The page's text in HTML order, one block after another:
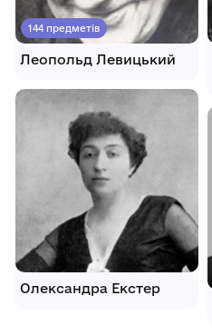
144 предметів
Леопольд Левицький
Олександра Екстер